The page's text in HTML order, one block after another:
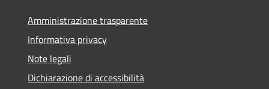
Amministrazione trasparente
Informativa privacy
Note legali
Dichiarazione di accessibilità